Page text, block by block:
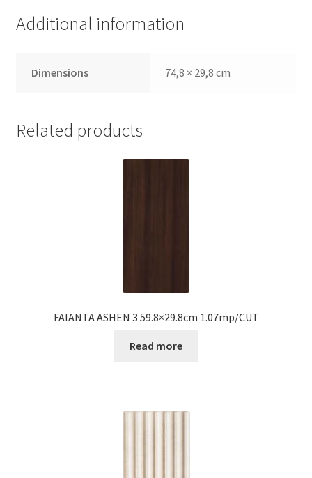
Additional information
Dimensions 74,8 × 29,8 cm
Related products
FAIANTA ASHEN 3 59.8×29.8cm 1.07mp/CUT
Read more